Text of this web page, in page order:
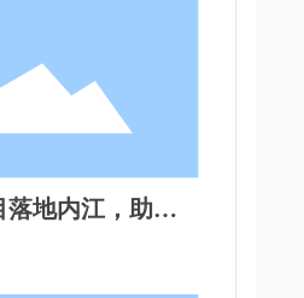
地内江，助力
业发展